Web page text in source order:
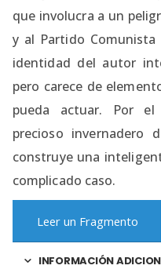
que involucra a un
y al Partido Comunista
identidad del autor
pero carece de
pueda actuar. Por
precioso invernadero
construye una
complicado caso.
Leer un Fragmento
INFORMACIÓN